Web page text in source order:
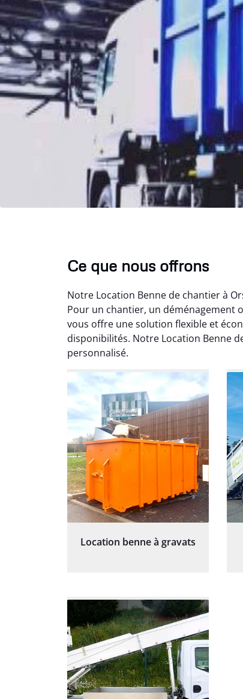
Ce que nous offrons
Notre Location Benne de chantier à
Pour un chantier, un déménagement
vous offre une solution flexible et
disponibilités. Notre Location Benne
personnalisé.
Location benne à gravats